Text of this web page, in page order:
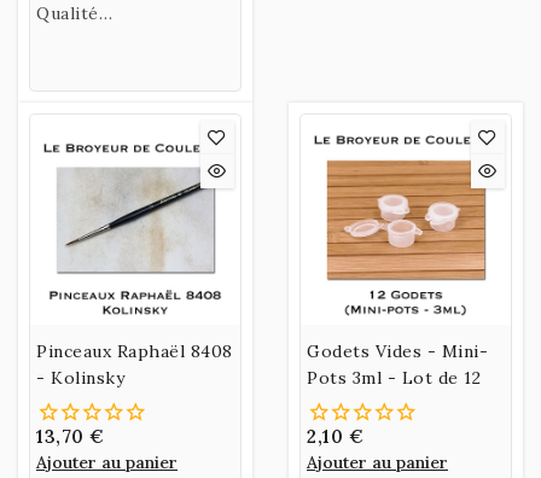
Droite 14 cm
Qualité
Pinceaux Raphaël 8408
- Kolinsky
13,70 €
Ajouter au panier
Godets Vides - Mini-
Pots 3ml - Lot de 12
2,10 €
Ajouter au panier